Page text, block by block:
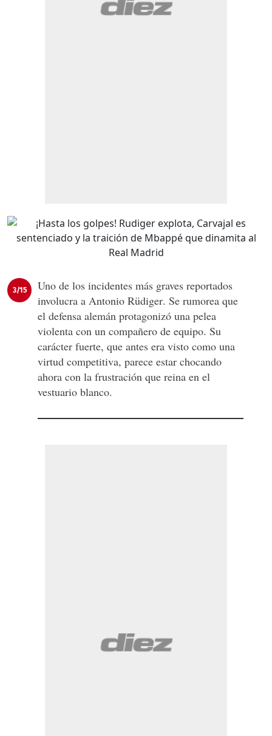
3/15
Uno de los incidentes más graves reportados
involucra a Antonio Rüdiger. Se rumorea que
el defensa alemán protagonizó una pelea
violenta con un compañero de equipo. Su
carácter fuerte, que antes era visto como una
virtud competitiva, parece estar chocando
ahora con la frustración que reina en el
vestuario blanco.